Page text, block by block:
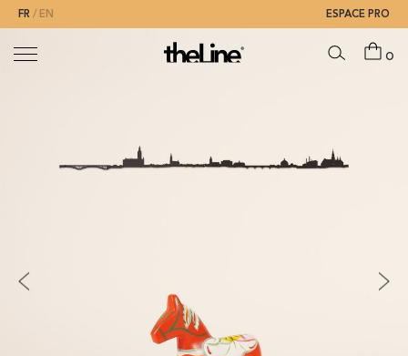
FR EN ESPACE PRO
0